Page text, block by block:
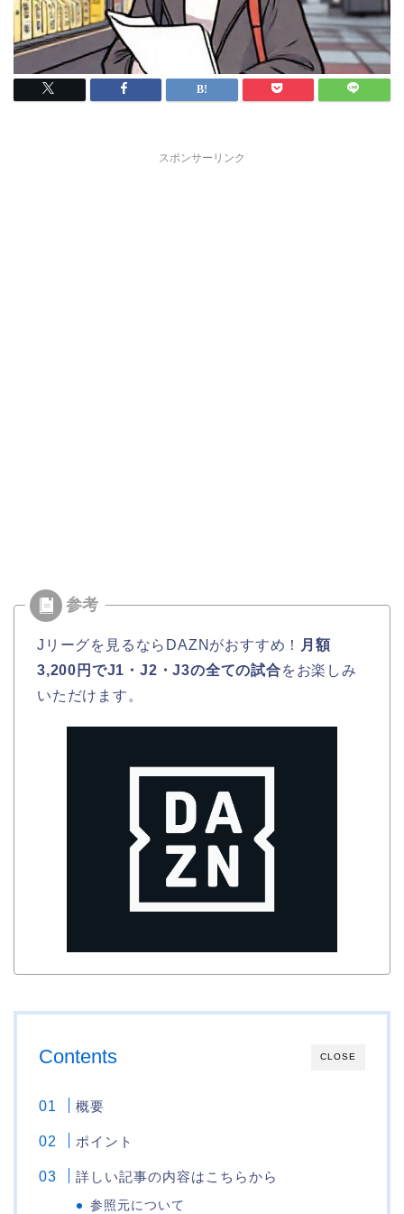
スポンサーリンク
Jリーグを見るならDAZNがおすすめ！
月額
3,200円でJ1・J2・J3の全ての試合をお楽しみ
いただけます。
CLOSE
Contents
概要
ポイント
詳しい記事の内容はこちらから
参照元について